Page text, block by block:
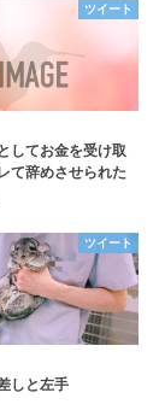
ツイート
してお金を受け取
て辞めさせられた
ツイート
しと左手